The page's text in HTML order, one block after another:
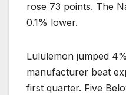
rose 73 points. The
0.1% lower.
Lululemon jumped
manufacturer beat
first quarter. Five